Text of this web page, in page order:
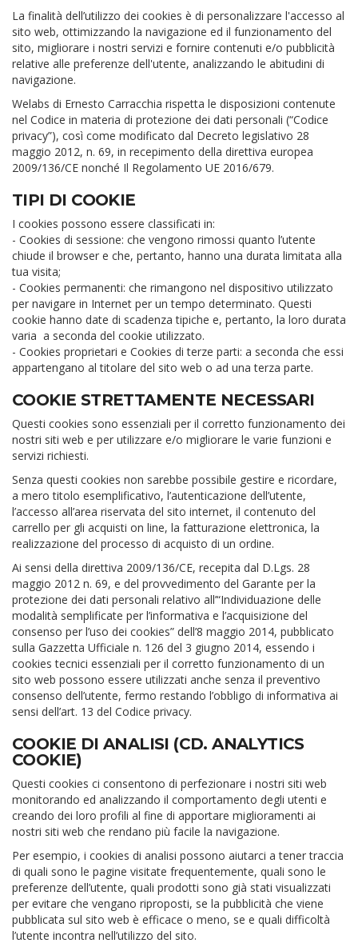
La finalità dell’utilizzo dei cookies è di personalizzare l'accesso al
sito web, ottimizzando la navigazione ed il funzionamento del
sito, migliorare i nostri servizi e fornire contenuti e/o pubblicità
relative alle preferenze dell'utente, analizzando le abitudini di
navigazione.
Welabs di Ernesto Carracchia rispetta le disposizioni contenute
nel Codice in materia di protezione dei dati personali (“Codice
privacy”), così come modificato dal Decreto legislativo 28
maggio 2012, n. 69, in recepimento della direttiva europea
2009/136/CE nonché Il Regolamento UE 2016/679.
TIPI DI COOKIE
I cookies possono essere classificati in:
- Cookies di sessione: che vengono rimossi quanto l’utente
chiude il browser e che, pertanto, hanno una durata limitata alla
tua visita;
- Cookies permanenti: che rimangono nel dispositivo utilizzato
per navigare in Internet per un tempo determinato. Questi
cookie hanno date di scadenza tipiche e, pertanto, la loro durata
varia a seconda del cookie utilizzato.
- Cookies proprietari e Cookies di terze parti: a seconda che essi
appartengano al titolare del sito web o ad una terza parte.
COOKIE STRETTAMENTE NECESSARI
Questi cookies sono essenziali per il corretto funzionamento dei
nostri siti web e per utilizzare e/o migliorare le varie funzioni e
servizi richiesti.
Senza questi cookies non sarebbe possibile gestire e ricordare,
a mero titolo esemplificativo, l’autenticazione dell’utente,
l’accesso all’area riservata del sito internet, il contenuto del
carrello per gli acquisti on line, la fatturazione elettronica, la
realizzazione del processo di acquisto di un ordine.
Ai sensi della direttiva 2009/136/CE, recepita dal D.Lgs. 28
maggio 2012 n. 69, e del provvedimento del Garante per la
protezione dei dati personali relativo all’“Individuazione delle
modalità semplificate per l’informativa e l’acquisizione del
consenso per l’uso dei cookies” dell’8 maggio 2014, pubblicato
sulla Gazzetta Ufficiale n. 126 del 3 giugno 2014, essendo i
cookies tecnici essenziali per il corretto funzionamento di un
sito web possono essere utilizzati anche senza il preventivo
consenso dell’utente, fermo restando l’obbligo di informativa ai
sensi dell’art. 13 del Codice privacy.
COOKIE DI ANALISI (CD. ANALYTICS
COOKIE)
Questi cookies ci consentono di perfezionare i nostri siti web
monitorando ed analizzando il comportamento degli utenti e
creando dei loro profili al fine di apportare miglioramenti ai
nostri siti web che rendano più facile la navigazione.
Per esempio, i cookies di analisi possono aiutarci a tener traccia
di quali sono le pagine visitate frequentemente, quali sono le
preferenze dell’utente, quali prodotti sono già stati visualizzati
per evitare che vengano riproposti, se la pubblicità che viene
pubblicata sul sito web è efficace o meno, se e quali difficoltà
l’utente incontra nell’utilizzo del sito.